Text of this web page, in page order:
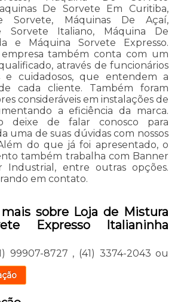
De Sorvete Em Curitiba,
Sorvete, Máquinas De Açaí,
Sorvete Italiano, Máquina De
e Máquina Sorvete Expresso.
empresa também conta com um
através de funcionários
e cuidadosos, que entendem a
cada cliente. Também foram
consideráveis em instalações de
a eficiência da marca.
deixe de falar conosco para
uma de suas dúvidas com nossos
do que já foi apresentado, o
também trabalha com Banner
Industrial, entre outras opções.
em contato.
mais sobre Loja de Mistura
Expresso Italianinha
99907-8727 , (41) 3374-2043 ou